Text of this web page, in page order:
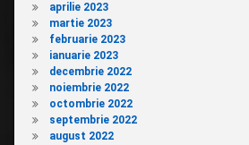
aprilie 2023
martie 2023
februarie 2023
ianuarie 2023
decembrie 2022
noiembrie 2022
octombrie 2022
septembrie 2022
august 2022